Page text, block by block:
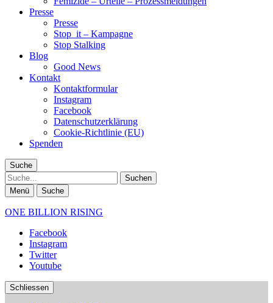
Presse
Presse
Stop_it – Kampagne
Stop Stalking
Blog
Good News
Kontakt
Kontaktformular
Instagram
Facebook
Datenschutzerklärung
Cookie-Richtlinie (EU)
Spenden
Suche
Suche
Menü Suche
ONE BILLION RISING
Facebook
Instagram
Twitter
Youtube
Schliessen